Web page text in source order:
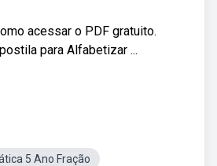
acessar o PDF gratuito.
para Alfabetizar ...
5 Ano Fração